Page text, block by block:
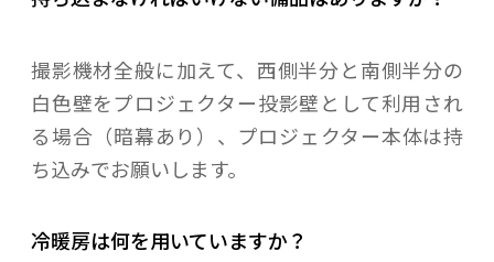
撮影機材全般に加えて、西側半分と南側半分の
白色壁をプロジェクター投影壁として利用され
る場合（暗幕あり）、プロジェクター本体は持
ち込みでお願いします。
冷暖房は何を用いていますか？